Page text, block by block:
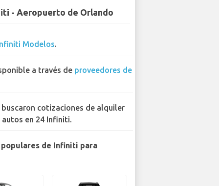
- Aeropuerto de Orlando
Modelos.
a través de proveedores de
buscaron cotizaciones de alquiler
autos en 24 Infiniti.
de Infiniti para